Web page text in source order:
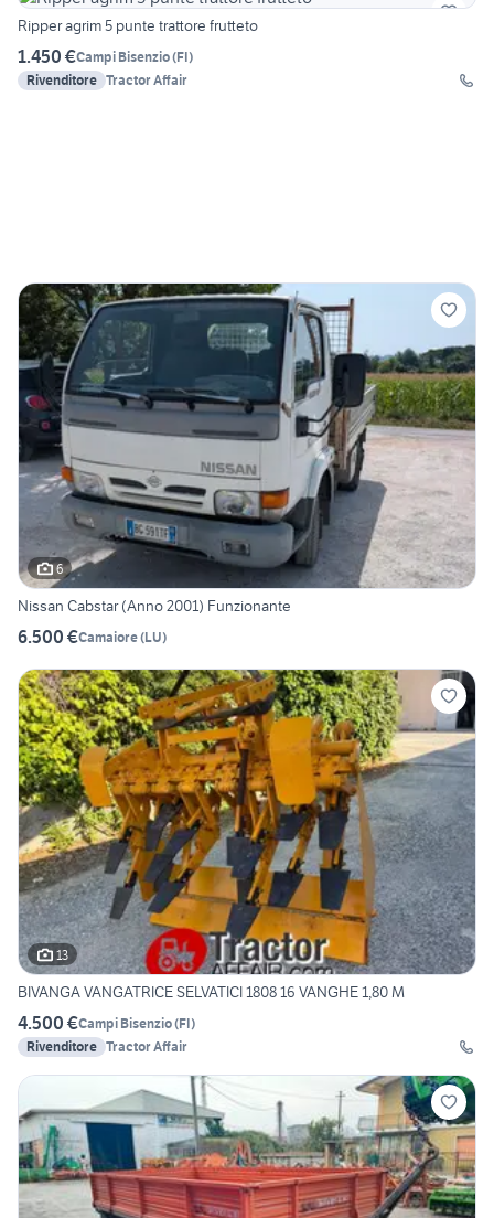
Ripper agrim 5 punte trattore frutteto
1.450 €Campi Bisenzio(FI)
Rivenditore Tractor Affair
6
Nissan Cabstar (Anno 2001) Funzionante
6.500 €Camaiore(LU)
13
BIVANGA VANGATRICE SELVATICI 1808 16 VANGHE 1,80 M
4.500 €Campi Bisenzio(FI)
Rivenditore Tractor Affair